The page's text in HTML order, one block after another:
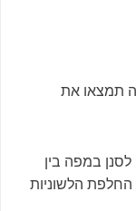
תמצאו את
במפה בין
הלשוניות